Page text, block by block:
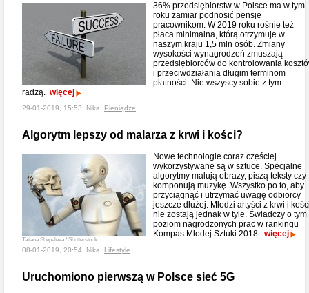
36% przedsiębiorstw w Polsce ma w tym
roku zamiar podnosić pensje
pracownikom. W 2019 roku rośnie też
płaca minimalna, którą otrzymuje w
naszym kraju 1,5 mln osób. Zmiany
wysokości wynagrodzeń zmuszają
przedsiębiorców do kontrolowania
i przeciwdziałania długim terminom
płatności. Nie wszyscy sobie z tym
radzą. więcej
29-01-2019, 15:53, Nika, Pieniądze
Algorytm lepszy od malarza z krwi i kości?
Tatiana Shepeleva / Shutterstock
Nowe technologie coraz częściej
wykorzystywane są w sztuce. Specjalne
algorytmy malują obrazy, piszą teksty czy
komponują muzykę. Wszystko po to, aby
przyciągnąć i utrzymać uwagę odbiorcy
jeszcze dłużej. Młodzi artyści z krwi i
nie zostają jednak w tyle. Świadczy o tym
poziom nagrodzonych prac w rankingu
Kompas Młodej Sztuki 2018. więcej
08-01-2019, 20:54, Nika, Lifestyle
Uruchomiono pierwszą w Polsce sieć 5G